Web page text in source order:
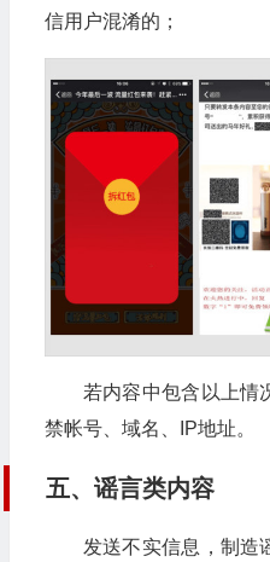
信用户混淆的；
若内容中包含以上情
禁帐号、域名、IP地址。
五、谣言类内容
发送不实信息，制造